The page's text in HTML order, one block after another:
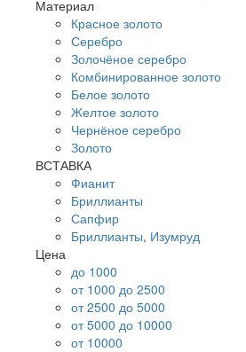
Материал
Красное золото
Серебро
Золочёное серебро
Комбинированное золото
Белое золото
Желтое золото
Чернёное серебро
Золото
ВСТАВКА
Фианит
Бриллианты
Сапфир
Бриллианты, Изумруд
Цена
до 1000
от 1000 до 2500
от 2500 до 5000
от 5000 до 10000
от 10000